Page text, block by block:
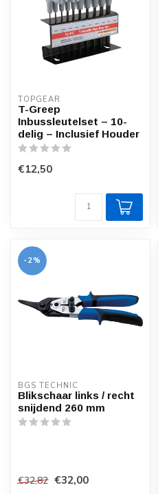
TOPGEAR
T-Greep
Inbussleutelset – 10-
delig – Inclusief Houder
€12,50
-2%
BGS TECHNIC
Blikschaar links / recht
snijdend 260 mm
€32,82 €32,00